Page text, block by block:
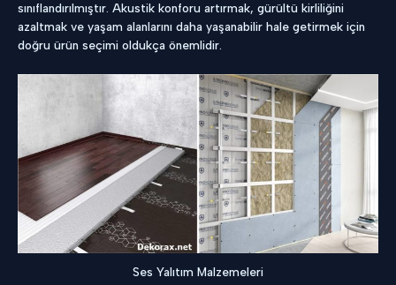
sınıflandırılmıştır. Akustik konforu artırmak, gürültü kirliliğini
azaltmak ve yaşam alanlarını daha yaşanabilir hale getirmek için
doğru ürün seçimi oldukça önemlidir.
Ses Yalıtım Malzemeleri